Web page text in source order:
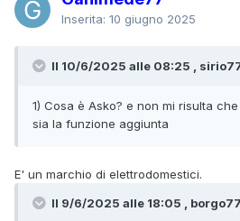
Inserita: 10 giugno 2025
Il 10/6/2025 alle 08:25 ,
1) Cosa è Asko? e non mi risulta
sia la funzione aggiunta
E' un marchio di elettrodomestici.
Il 9/6/2025 alle 18:05 ,